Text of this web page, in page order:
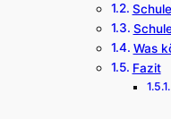
Was
Fazit